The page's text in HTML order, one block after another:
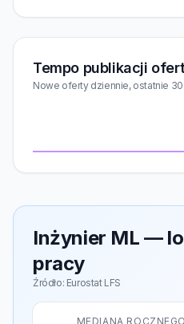
Tempo publikacji ofert
Nowe oferty dziennie, ostatnie
Inżynier ML —
pracy
Źródło: Eurostat LFS
MEDIANA